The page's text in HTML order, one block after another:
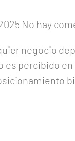
No hay
negocio
es percibido